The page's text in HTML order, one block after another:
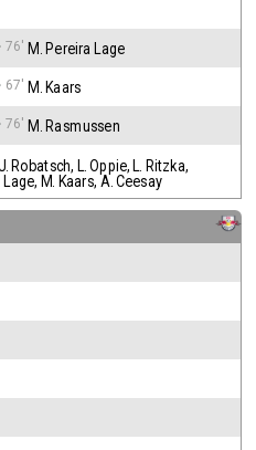
76' M. Pereira Lage
67' M. Kaars
76' M. Rasmussen
Robatsch, L. Oppie, L. Ritzka,
Lage, M. Kaars, A. Ceesay